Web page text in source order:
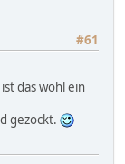
#61
das wohl ein
gezockt.